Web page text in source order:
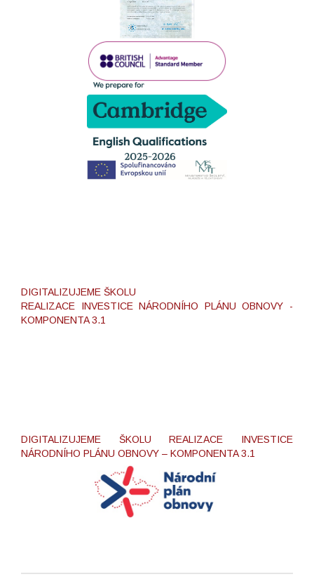
DIGITALIZUJEME ŠKOLU
REALIZACE INVESTICE NÁRODNÍHO PLÁNU OBNOVY -
KOMPONENTA 3.1
DIGITALIZUJEME ŠKOLU REALIZACE INVESTICE
NÁRODNÍHO PLÁNU OBNOVY – KOMPONENTA 3.1